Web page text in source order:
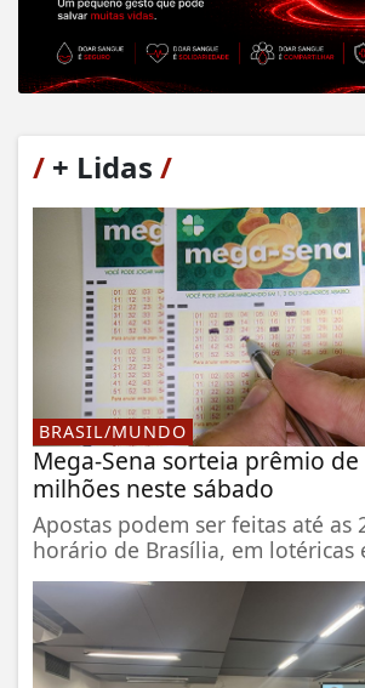
/ + Lidas /
BRASIL/MUNDO
Mega-Sena sorteia prêmio de
milhões neste sábado
Apostas podem ser feitas até as
horário de Brasília, em lotéricas